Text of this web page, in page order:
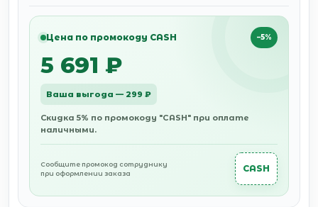
Цена по промокоду CASH −5%
5 691 ₽
Ваша выгода — 299 ₽
Скидка 5% по промокоду "CASH" при оплате
наличными.
Сообщите промокод сотруднику
при оформлении заказа
CASH